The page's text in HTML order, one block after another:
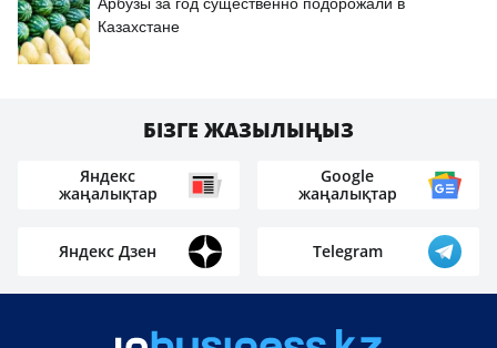
Казахстане
БІЗГЕ ЖАЗЫЛЫҢЫЗ
Яндекс
жаңалықтар
Google
жаңалықтар
Яндекс Дзен Telegram